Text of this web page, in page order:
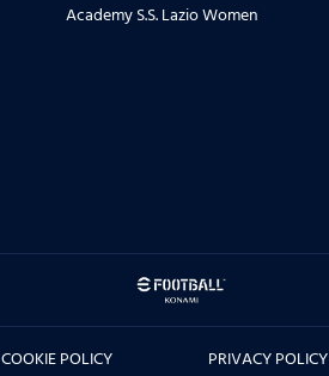
Academy S.S. Lazio Women
COOKIE POLICY PRIVACY POLICY